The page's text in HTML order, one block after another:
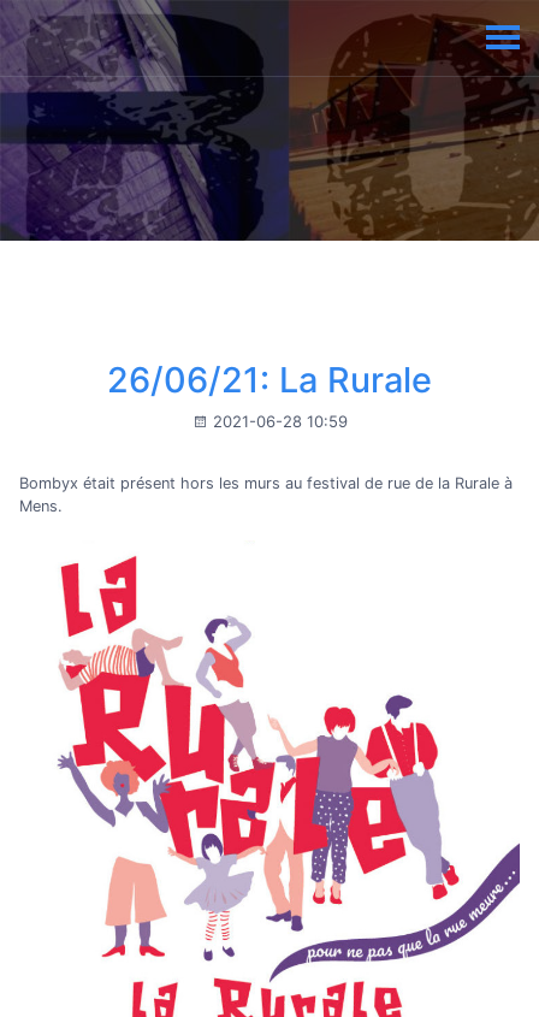
26/06/21: La Rurale
2021-06-28 10:59
Bombyx était présent hors les murs au festival de rue de la Rurale à
Mens.